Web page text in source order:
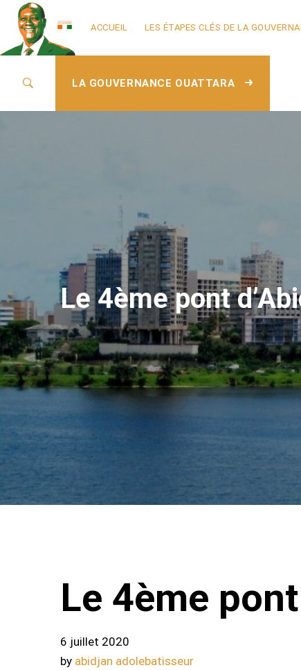
ACCUEIL LES ÉTAPES CLÉS DE LA
LA GOUVERNANCE OUATTARA
Le 4ème pont
Le 4ème
6 juillet 2020
by abidjan adolebatisseur